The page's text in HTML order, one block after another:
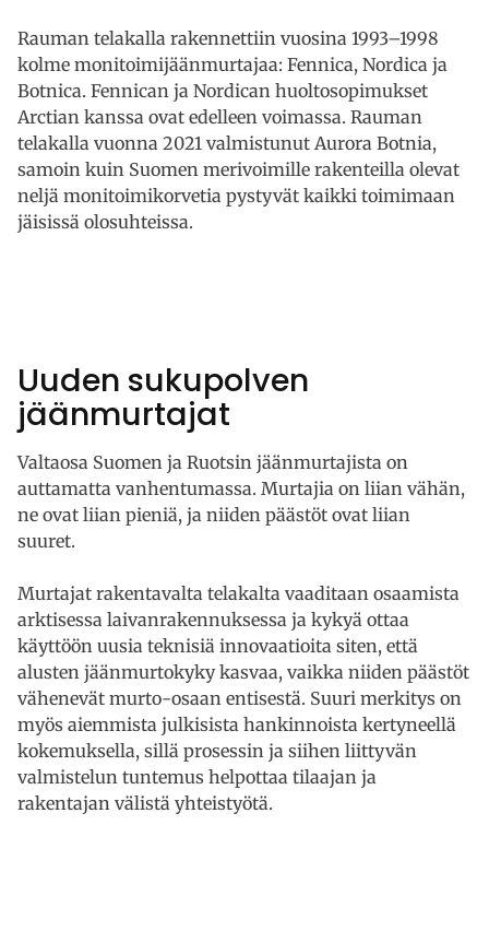
Rauman telakalla rakennettiin vuosina 1993–1998
kolme monitoimijäänmurtajaa: Fennica, Nordica ja
Botnica. Fennican ja Nordican huoltosopimukset
Arctian kanssa ovat edelleen voimassa. Rauman
telakalla vuonna 2021 valmistunut Aurora Botnia,
samoin kuin Suomen merivoimille rakenteilla olevat
neljä monitoimikorvetia pystyvät kaikki toimimaan
jäisissä olosuhteissa.
Uuden sukupolven
jäänmurtajat
Valtaosa Suomen ja Ruotsin jäänmurtajista on
auttamatta vanhentumassa. Murtajia on liian vähän,
ne ovat liian pieniä, ja niiden päästöt ovat liian
suuret.
Murtajat rakentavalta telakalta vaaditaan osaamista
arktisessa laivanrakennuksessa ja kykyä ottaa
käyttöön uusia teknisiä innovaatioita siten, että
alusten jäänmurtokyky kasvaa, vaikka niiden päästöt
vähenevät murto-osaan entisestä. Suuri merkitys on
myös aiemmista julkisista hankinnoista kertyneellä
kokemuksella, sillä prosessin ja siihen liittyvän
valmistelun tuntemus helpottaa tilaajan ja
rakentajan välistä yhteistyötä.